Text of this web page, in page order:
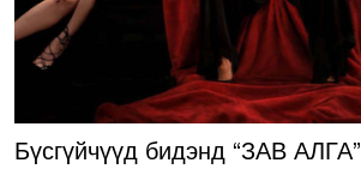
Бүсгүйчүүд бидэнд “ЗАВ АЛГА”